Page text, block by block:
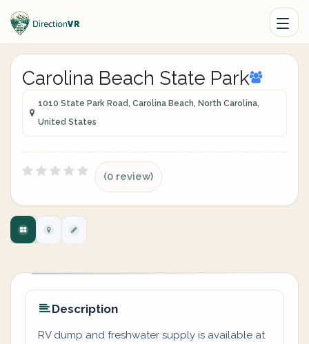
Carolina Beach State Park
1010 State Park Road, Carolina Beach, North Carolina,
United States
(0 review)
Description
RV dump and freshwater supply is available at